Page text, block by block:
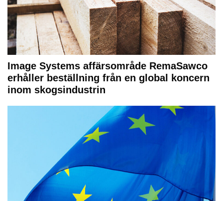
Image Systems affärsområde RemaSawco
erhåller beställning från en global koncern
inom skogsindustrin